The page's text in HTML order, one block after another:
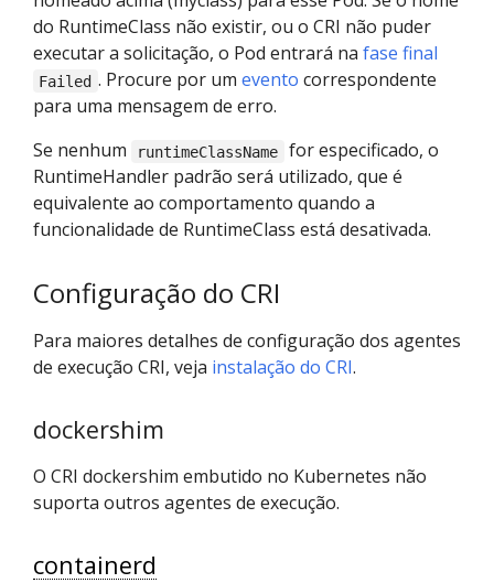
do RuntimeClass não existir, ou o CRI não puder
executar a solicitação, o Pod entrará na fase final
Failed . Procure por um evento correspondente
para uma mensagem de erro.
Se nenhum
runtimeClassName
for especificado, o
RuntimeHandler padrão será utilizado, que é
equivalente ao comportamento quando a
funcionalidade de RuntimeClass está desativada.
Configuração do CRI
Para maiores detalhes de configuração dos agentes
de execução CRI, veja instalação do CRI.
dockershim
O CRI dockershim embutido no Kubernetes não
suporta outros agentes de execução.
containerd